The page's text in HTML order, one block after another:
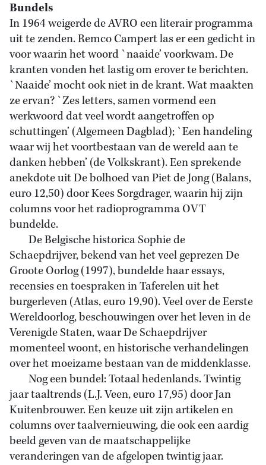
Bundels
In 1964 weigerde de AVRO een literair programma
uit te zenden. Remco Campert las er een gedicht in
voor waarin het woord `naaide’ voorkwam. De
kranten vonden het lastig om erover te berichten.
`Naaide’ mocht ook niet in de krant. Wat maakten
ze ervan? `Zes letters, samen vormend een
werkwoord dat veel wordt aangetroffen op
schuttingen’ (Algemeen Dagblad); `Een handeling
waar wij het voortbestaan van de wereld aan te
danken hebben’ (de Volkskrant). Een sprekende
anekdote uit De bolhoed van Piet de Jong (Balans,
euro 12,50) door Kees Sorgdrager, waarin hij zijn
columns voor het radioprogramma OVT
bundelde.
De Belgische historica Sophie de
Schaepdrijver, bekend van het veel geprezen De
Groote Oorlog (1997), bundelde haar essays,
recensies en toespraken in Taferelen uit het
burgerleven (Atlas, euro 19,90). Veel over de Eerste
Wereldoorlog, beschouwingen over het leven in de
Verenigde Staten, waar De Schaepdrijver
momenteel woont, en historische verhandelingen
over het moeizame bestaan van de middenklasse.
Nog een bundel: Totaal hedenlands. Twintig
jaar taaltrends (L.J. Veen, euro 17,95) door Jan
Kuitenbrouwer. Een keuze uit zijn artikelen en
columns over taalvernieuwing, die ook een aardig
beeld geven van de maatschappelijke
veranderingen van de afgelopen twintig jaar.